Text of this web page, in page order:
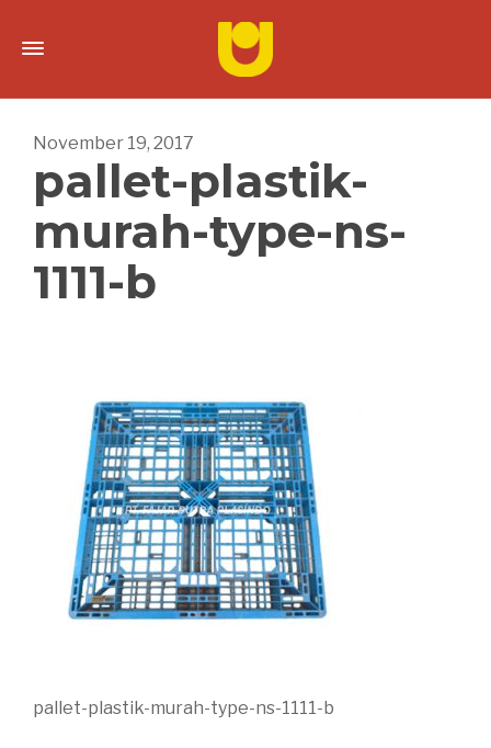
November 19, 2017
pallet-plastik-
murah-type-ns-
1111-b
pallet-plastik-murah-type-ns-1111-b